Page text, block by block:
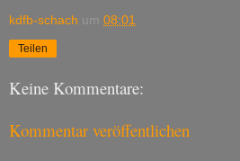
kdfb-schach um 08:01
Teilen
Keine Kommentare:
Kommentar veröffentlichen